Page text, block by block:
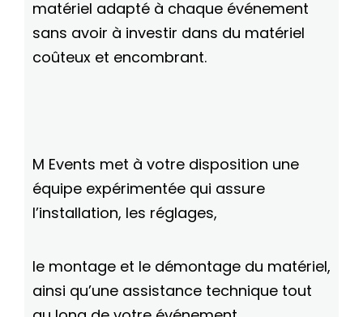
matériel adapté à chaque événement
sans avoir à investir dans du matériel
coûteux et encombrant.
M Events met à votre disposition une
équipe expérimentée qui assure
l’installation, les réglages,
le montage et le démontage du matériel,
ainsi qu’une assistance technique tout